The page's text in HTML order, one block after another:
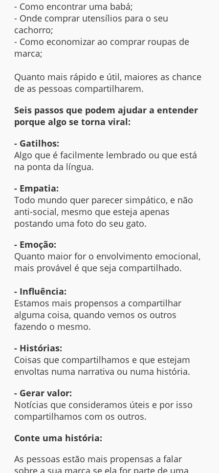
- Como encontrar uma babá;
- Onde comprar utensílios para o seu
cachorro;
- Como economizar ao comprar roupas de
marca;
Quanto mais rápido e útil, maiores as chance
de as pessoas compartilharem.
Seis passos que podem ajudar a entender
porque algo se torna viral:
- Gatilhos:
Algo que é facilmente lembrado ou que está
na ponta da língua.
- Empatia:
Todo mundo quer parecer simpático, e não
anti-social, mesmo que esteja apenas
postando uma foto do seu gato.
- Emoção:
Quanto maior for o envolvimento emocional,
mais provável é que seja compartilhado.
- Influência:
Estamos mais propensos a compartilhar
alguma coisa, quando vemos os outros
fazendo o mesmo.
- Histórias:
Coisas que compartilhamos e que estejam
envoltas numa narrativa ou numa história.
- Gerar valor:
Notícias que consideramos úteis e por isso
compartilhamos com os outros.
Conte uma história:
As pessoas estão mais propensas a falar